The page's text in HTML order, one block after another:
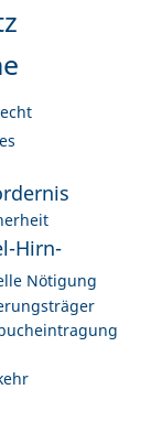
Hirn-
Nötigung